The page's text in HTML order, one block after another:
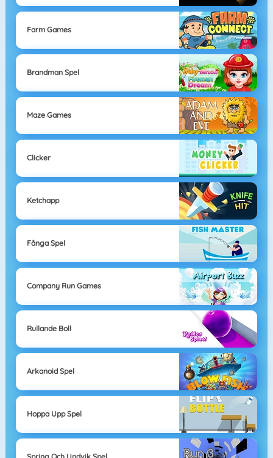
Farm Games
Brandman Spel
Maze Games
Clicker
Ketchapp
Fånga Spel
Company Run Games
Rullande Boll
Arkanoid Spel
Hoppa Upp Spel